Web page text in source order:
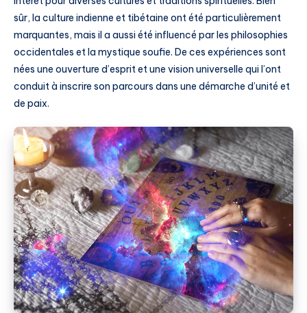
sûr, la culture indienne et tibétaine ont été particulièrement
marquantes, mais il a aussi été influencé par les philosophies
occidentales et la mystique soufie. De ces expériences sont
nées une ouverture d’esprit et une vision universelle qui l’ont
conduit à inscrire son parcours dans une démarche d’unité et
de paix.